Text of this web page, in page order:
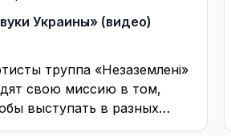
Украины» (видео)
труппа «Незаземлені»
свою миссию в том,
выступать в разных
нашей страны и